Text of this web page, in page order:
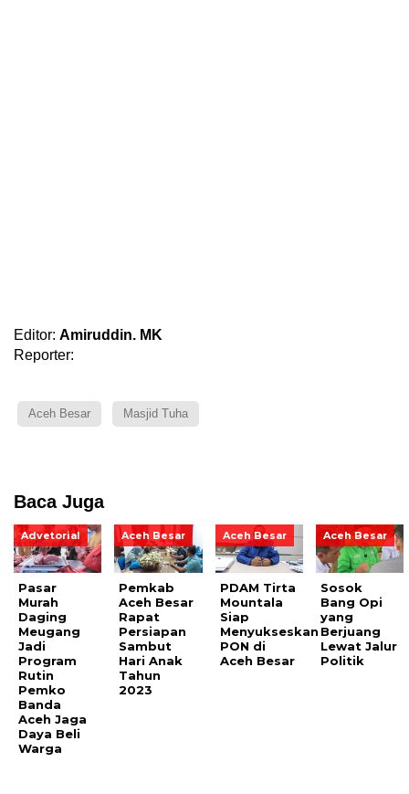
Editor: Amiruddin. MK
Reporter:
Aceh Besar Masjid Tuha
Baca Juga
Advetorial
Pasar
Murah
Daging
Meugang
Jadi
Program
Rutin
Pemko
Banda
Aceh Jaga
Daya Beli
Warga
Aceh Besar
Pemkab
Aceh Besar
Rapat
Persiapan
Sambut
Hari Anak
Tahun
2023
Aceh Besar
PDAM Tirta
Mountala
Siap
Menyukseskan
PON di
Aceh Besar
Aceh Besar
Sosok
Bang Opi
yang
Berjuang
Lewat Jalur
Politik